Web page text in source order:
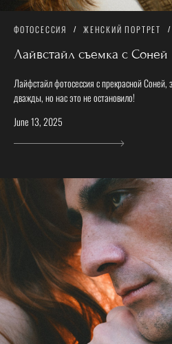
ФОТОСЕССИЯ ЖЕНСКИЙ ПОРТРЕТ
Лайвстайл съемка с Соней
Лайфстайл фотосессия с прекрасной
дважды, но нас это не остановило!
June 13, 2025